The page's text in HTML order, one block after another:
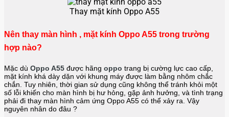
Thay mặt kính Oppo A55
Nên thay màn hình , mặt kính Oppo A55 trong trường
hợp nào?
Mặc dù Oppo A55 được hãng oppo trang bị cường lực cao cấp,
mặt kính khá dày dặn với khung máy được làm bằng nhôm chắc
chắn. Tuy nhiên, thời gian sử dụng cũng không thể tránh khỏi một
số lỗi khiến cho màn hình bị hư hỏng, gặp ảnh hưởng, và tình trạng
phải đi thay màn hình cảm ứng Oppo A55 có thể xảy ra. Vậy
nguyên nhân do đâu ?